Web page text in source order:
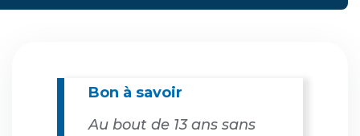
Bon à savoir
Au bout de 13 ans sans